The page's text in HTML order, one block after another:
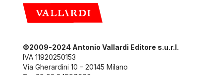
©2009-2024 Antonio Vallardi Editore s.u.r.l.
IVA 11920250153
Via Gherardini 10 – 20145 Milano